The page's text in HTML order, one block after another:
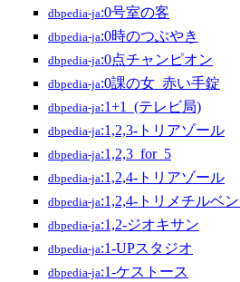
dbpedia-ja:0号室の客
dbpedia-ja:0時のつぶやき
dbpedia-ja:0点チャンピオン
dbpedia-ja:0課の女_赤い手錠
dbpedia-ja:1+1_(テレビ局)
dbpedia-ja:1,2,3-トリアゾール
dbpedia-ja:1,2,3_for_5
dbpedia-ja:1,2,4-トリアゾール
dbpedia-ja:1,2,4-トリメチルベ
dbpedia-ja:1,2-ジオキサン
dbpedia-ja:1-UPスタジオ
dbpedia-ja:1-ケストース